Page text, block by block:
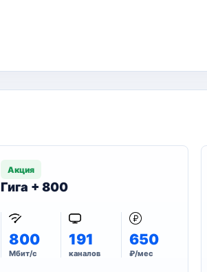
Акция
Гига + 800
800
Мбит/с
191
каналов
650
₽/мес